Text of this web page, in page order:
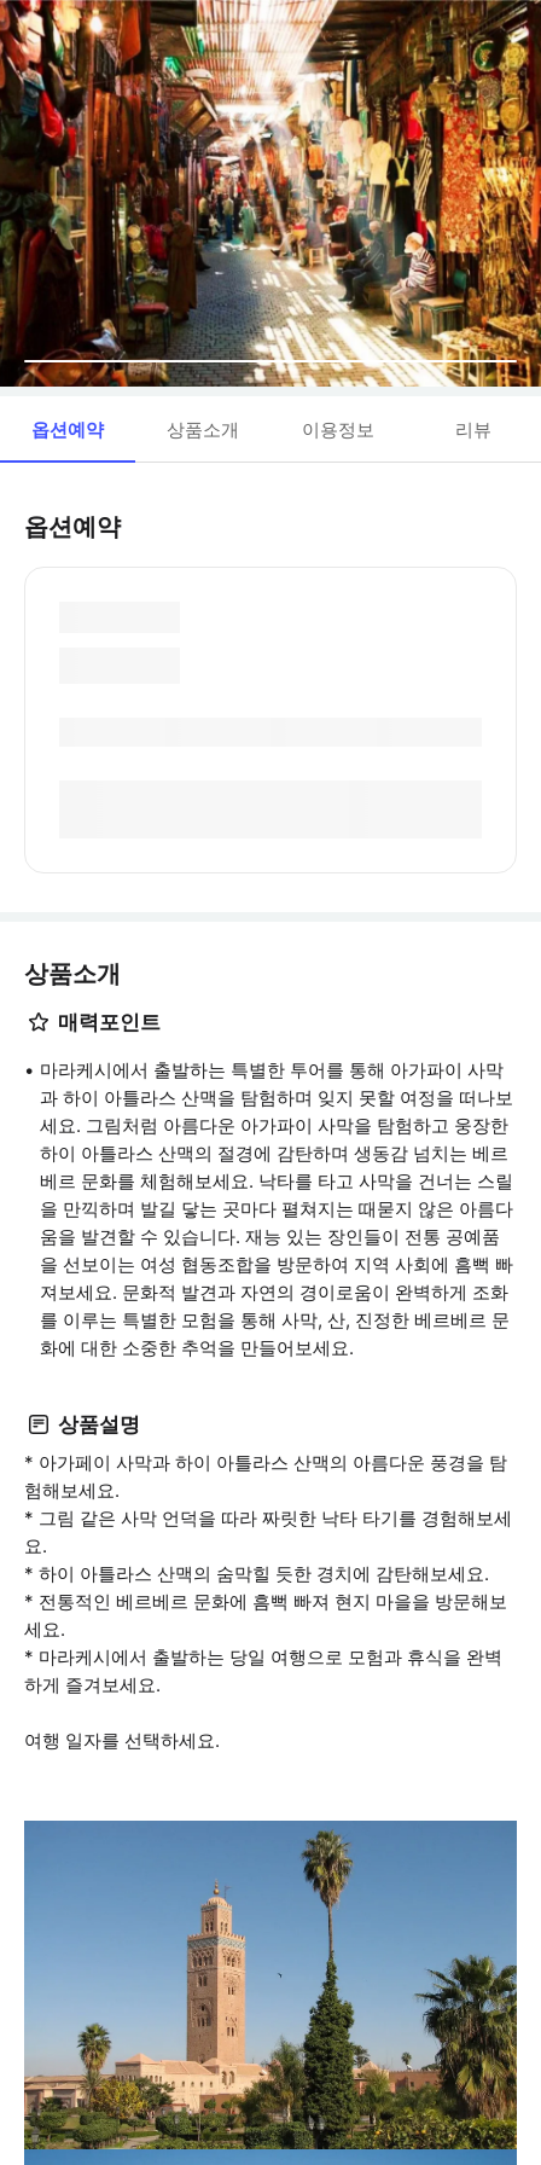
옵션예약 상품소개 이용정보 리뷰
옵션예약
상품소개
매력포인트
마라케시에서 출발하는 특별한 투어를 통해 아가파이 사막
과 하이 아틀라스 산맥을 탐험하며 잊지 못할 여정을 떠나보
세요. 그림처럼 아름다운 아가파이 사막을 탐험하고 웅장한
하이 아틀라스 산맥의 절경에 감탄하며 생동감 넘치는 베르
베르 문화를 체험해보세요. 낙타를 타고 사막을 건너는 스릴
을 만끽하며 발길 닿는 곳마다 펼쳐지는 때묻지 않은 아름다
움을 발견할 수 있습니다. 재능 있는 장인들이 전통 공예품
을 선보이는 여성 협동조합을 방문하여 지역 사회에 흠뻑 빠
져보세요. 문화적 발견과 자연의 경이로움이 완벽하게 조화
를 이루는 특별한 모험을 통해 사막, 산, 진정한 베르베르 문
화에 대한 소중한 추억을 만들어보세요.
상품설명
* 아가페이 사막과 하이 아틀라스 산맥의 아름다운 풍경을 탐
험해보세요.
* 그림 같은 사막 언덕을 따라 짜릿한 낙타 타기를 경험해보세
요.
* 하이 아틀라스 산맥의 숨막힐 듯한 경치에 감탄해보세요.
* 전통적인 베르베르 문화에 흠뻑 빠져 현지 마을을 방문해보
세요.
* 마라케시에서 출발하는 당일 여행으로 모험과 휴식을 완벽
하게 즐겨보세요.
여행 일자를 선택하세요.